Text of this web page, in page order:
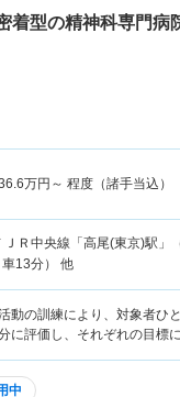
着型の精神科専門病
万円～ 程度（諸手当込）
ＪＲ中央線「高尾(東京)駅
13分） 他
動の訓練により、対象者ひ
に評価し、それぞれの目標
中